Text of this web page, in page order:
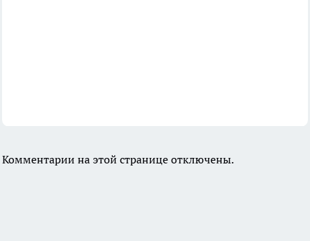
Комментарии на этой странице отключены.